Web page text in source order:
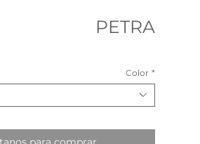
PETRA
Color *